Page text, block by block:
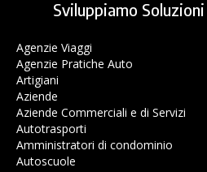
Sviluppiamo
Agenzie Viaggi
Agenzie Pratiche Auto
Artigiani
Aziende
Aziende Commerciali e di Servizi
Autotrasporti
Amministratori di condominio
Autoscuole